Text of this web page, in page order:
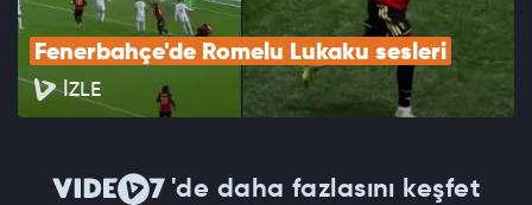
Fenerbahçe'de Romelu Lukaku sesleri
İZLE
'de daha fazlasını keşfet